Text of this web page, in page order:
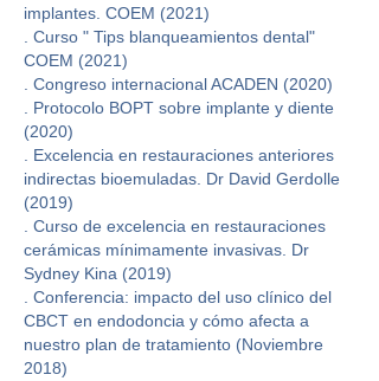
implantes. COEM (2021)
. Curso " Tips blanqueamientos dental"
COEM (2021)
. Congreso internacional ACADEN (2020)
. Protocolo BOPT sobre implante y diente
(2020)
. Excelencia en restauraciones anteriores
indirectas bioemuladas. Dr David Gerdolle
(2019)
. Curso de excelencia en restauraciones
cerámicas mínimamente invasivas. Dr
Sydney Kina (2019)
. Conferencia: impacto del uso clínico del
CBCT en endodoncia y cómo afecta a
nuestro plan de tratamiento (Noviembre
2018)